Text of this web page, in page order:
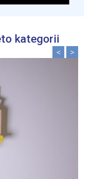
kategorii
< >